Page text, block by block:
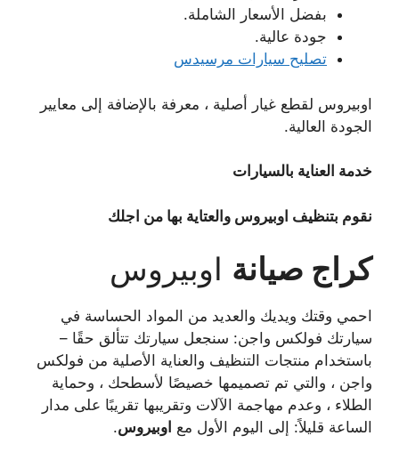
بفضل الأسعار الشاملة.
جودة عالية.
تصليح سيارات مرسيدس
اوبيروس لقطع غيار أصلية ، معرفة بالإضافة إلى معايير
الجودة العالية.
خدمة العناية بالسيارات
نقوم بتنظيف اوبيروس والعتاية بها من اجلك
كراج صيانة اوبيروس
احمي وقتك ويديك والعديد من المواد الحساسة في
سيارتك فولكس واجن: سنجعل سيارتك تتألق حقًا –
باستخدام منتجات التنظيف والعناية الأصلية من فولكس
واجن ، والتي تم تصميمها خصيصًا لأسطحك ، وحماية
الطلاء ، وعدم مهاجمة الآلات وتقريبها تقريبًا على مدار
الساعة قليلاً: إلى اليوم الأول مع اوبيروس.